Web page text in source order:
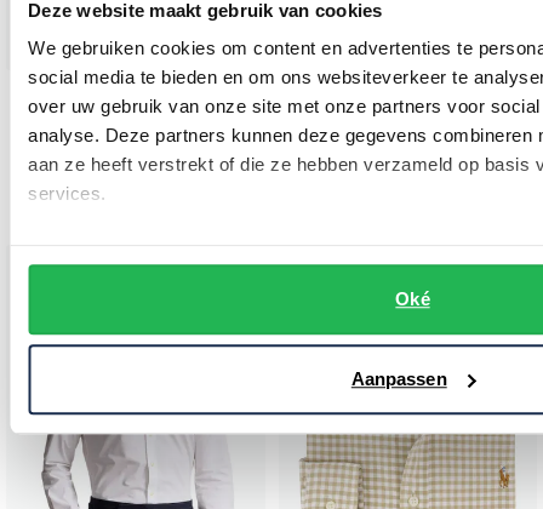
Deze website maakt gebruik van cookies
We gebruiken cookies om content en advertenties te
social media te bieden en om ons websiteverkeer te
over uw gebruik van onze site met onze partners voor
analyse. Deze partners kunnen deze gegevens combineren
aan ze heeft verstrekt of die ze hebben verzameld op basis
services.
Oké
Aanpassen
Polo Ralph Lauren
overhemd groen geruit slim fit
€ 155,00€ 124,00
Polo Ralph Lauren
Ralph Lauren overhemd oxford Slim Fit roze
Toevoegen aan favorieten